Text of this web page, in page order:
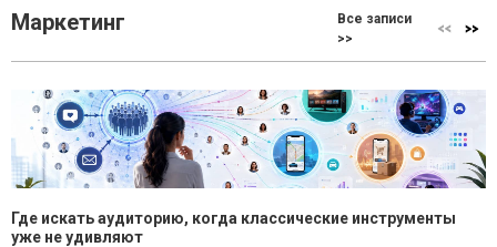
Маркетинг
Все записи
>>
Где искать аудиторию, когда классические инструменты
уже не удивляют